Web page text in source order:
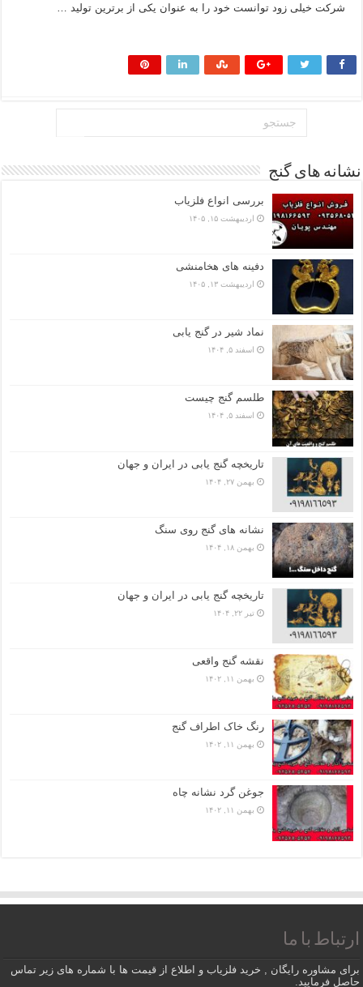
شرکت خیلی زود توانست خود را به عنوان یکی از برترین تولید …
نشانه های گنج
بررسی انواع فلزیاب
اردیبهشت ۱۵, ۱۴۰۵
دفینه های هخامنشی
اردیبهشت ۱۳, ۱۴۰۵
نماد شیر در گنج یابی
اسفند ۵, ۱۴۰۴
طلسم گنج چیست
اسفند ۵, ۱۴۰۴
تاریخچه گنج‌ یابی در ایران و جهان
بهمن ۲۷, ۱۴۰۴
نشانه های گنج روی سنگ
بهمن ۱۸, ۱۴۰۴
تاریخچه گنج‌ یابی در ایران و جهان
تیر ۲۲, ۱۴۰۴
نقشه گنج واقعی
بهمن ۱۱, ۱۴۰۲
رنگ خاک اطراف گنج
بهمن ۱۱, ۱۴۰۲
جوغن گرد نشانه چاه
بهمن ۱۱, ۱۴۰۲
ارتباط با ما
برای مشاوره رایگان , خرید فلزیاب و اطلاع از قیمت ها با شماره های زیر تماس
حاصل فرمایید.